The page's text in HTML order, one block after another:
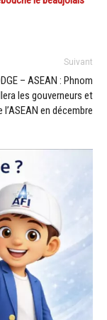
Suivant
– ASEAN : Phnom
les gouverneurs et
l’ASEAN en décembre